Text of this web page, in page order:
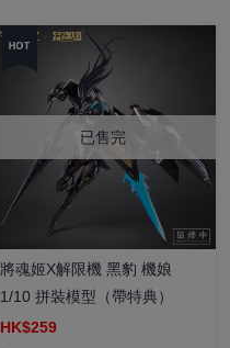
已售完
將魂姬X解限機 黑豹 機娘
1/10 拼裝模型（帶特典）
HK$259